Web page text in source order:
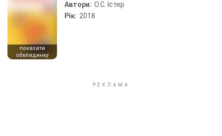
показати
обкладинку
Автори: О.С. Істер
Рік: 2018